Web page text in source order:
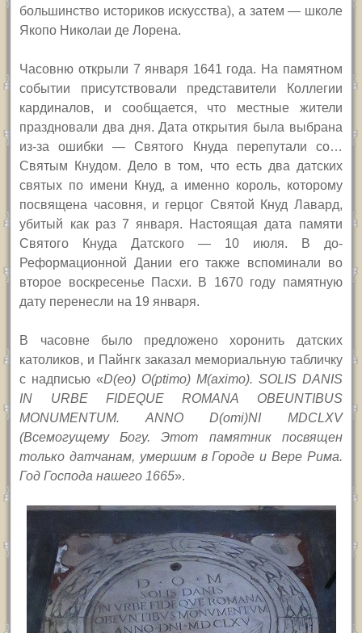
большинство историков искусства), а затем — школе
Якопо Николаи де Лорена.
Часовню открыли 7 января 1641 года. На памятном
событии присутствовали представители Коллегии
кардиналов, и сообщается, что местные жители
праздновали два дня. Дата открытия была выбрана
из-за ошибки — Святого Кнуда перепутали со…
Святым Кнудом. Дело в том, что есть два датских
святых по имени Кнуд, а именно король, которому
посвящена часовня, и герцог Святой Кнуд Лавард,
убитый как раз 7 января. Настоящая дата памяти
Святого Кнуда Датского — 10 июля. В до-
Реформационной Дании его также вспоминали во
второе воскресенье Пасхи. В 1670 году памятную
дату перенесли на 19 января.
В часовне было предложено хоронить датских
католиков, и Пайнгк заказал мемориальную табличку
с надписью «D(eo) O(ptimo) M(aximo). SOLIS DANIS
IN URBE FIDEQUE ROMANA OBEUNTIBUS
MONUMENTUM. ANNO D(omi)NI MDCLXV
(Всемогущему Богу. Этот памятник посвящен
только датчанам, умершим в Городе и Вере Рима.
Год Господа нашего 1665».